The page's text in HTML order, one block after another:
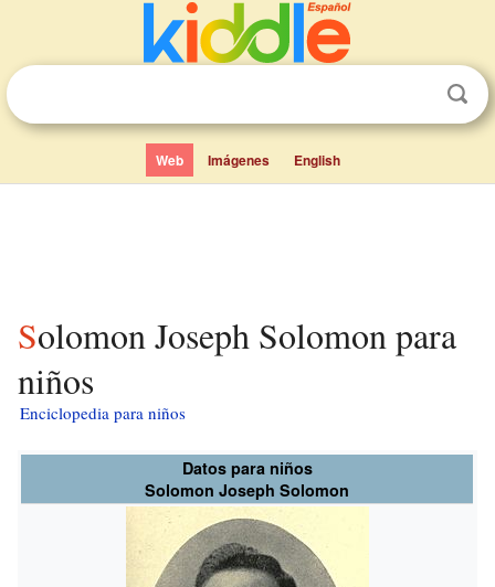
Web Imágenes English
Solomon Joseph Solomon para
niños
Enciclopedia para niños
Datos para niños
Solomon Joseph Solomon